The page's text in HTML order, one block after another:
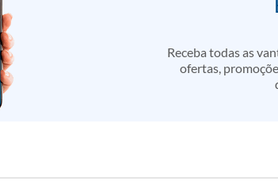
Receba todas as
ofertas,